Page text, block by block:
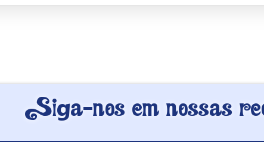
Siga-nos em nossas